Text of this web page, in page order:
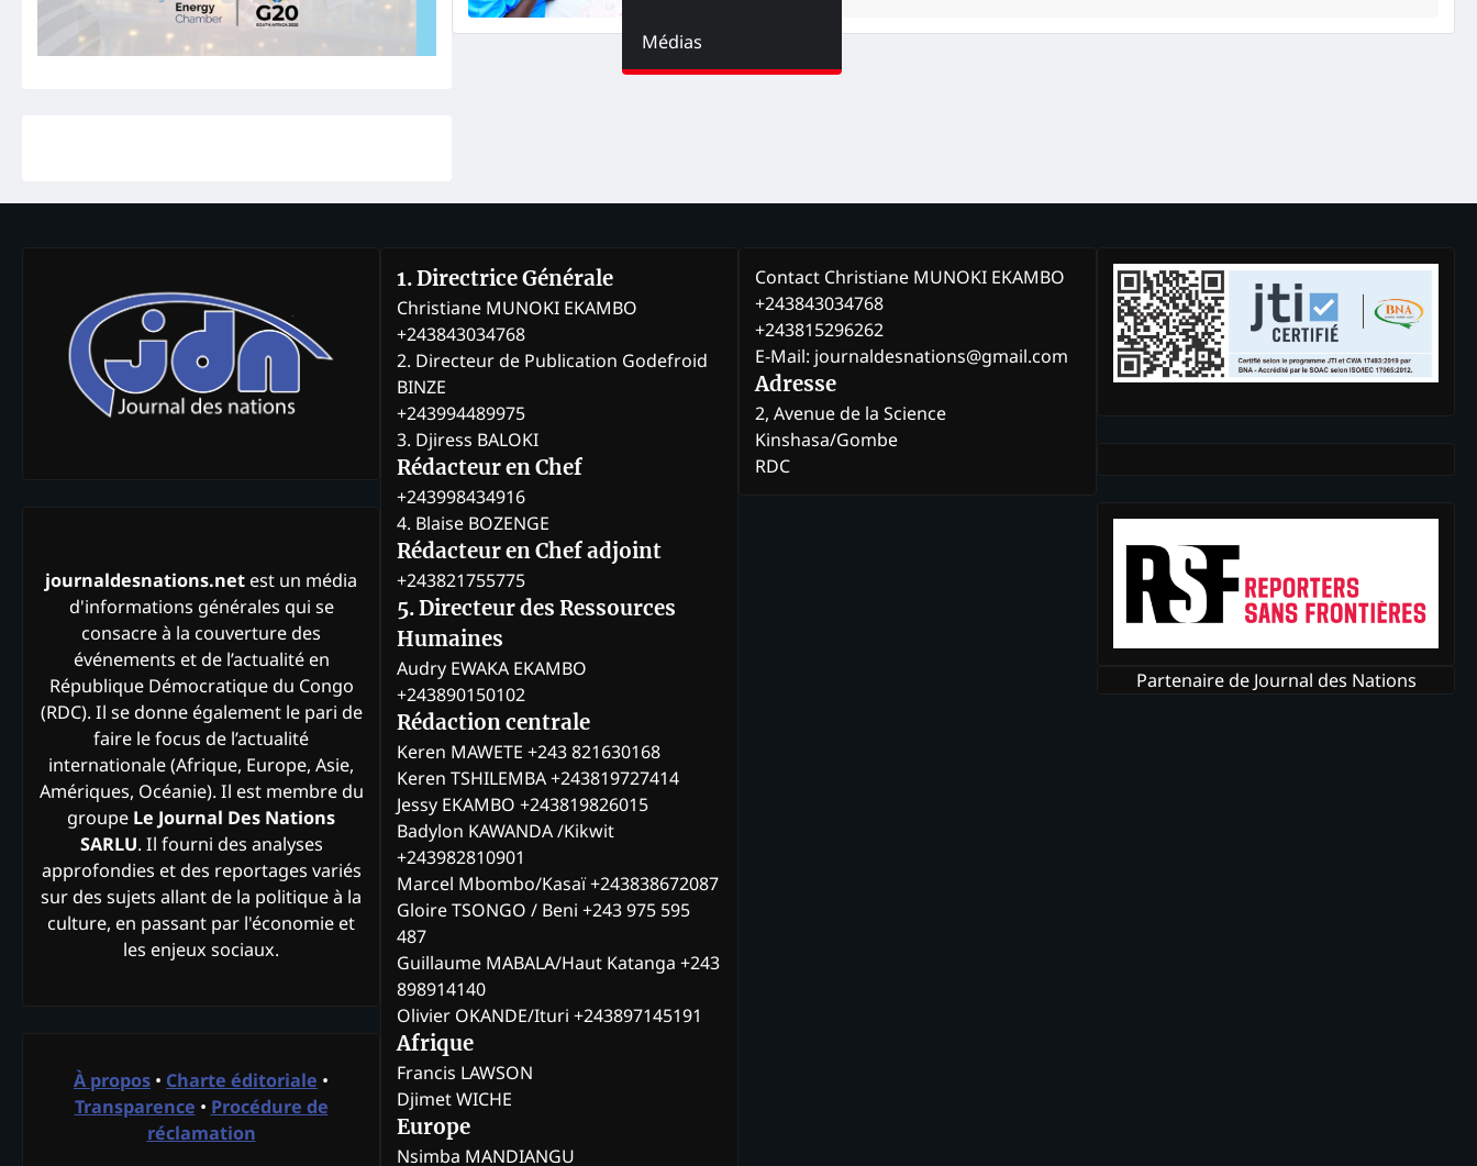
Médias
journaldesnations.net est un média
d'informations générales qui se
consacre à la couverture des
événements et de l’actualité en
République Démocratique du Congo
(RDC). Il se donne également le pari de
faire le focus de l’actualité
internationale (Afrique, Europe, Asie,
Amériques, Océanie). Il est membre du
groupe Le Journal Des Nations
SARLU. Il fourni des analyses
approfondies et des reportages variés
sur des sujets allant de la politique à la
culture, en passant par l'économie et
les enjeux sociaux.
À propos • Charte éditoriale •
Transparence • Procédure de
réclamation
1. Directrice Générale
Christiane MUNOKI EKAMBO
+243843034768
2. Directeur de Publication Godefroid
BINZE
+243994489975
3. Djiress BALOKI
Rédacteur en Chef
+243998434916
4. Blaise BOZENGE
Rédacteur en Chef adjoint
+243821755775
5. Directeur des Ressources
Humaines
Audry EWAKA EKAMBO
+243890150102
Rédaction centrale
Keren MAWETE +243 821630168
Keren TSHILEMBA +243819727414
Jessy EKAMBO +243819826015
Badylon KAWANDA /Kikwit
+243982810901
Marcel Mbombo/Kasaï +243838672087
Gloire TSONGO / Beni +243 975 595
487
Guillaume MABALA/Haut Katanga +243
898914140
Olivier OKANDE/Ituri +243897145191
Afrique
Francis LAWSON
Djimet WICHE
Europe
Nsimba MANDIANGU
Contact Christiane MUNOKI EKAMBO
+243843034768
+243815296262
E-Mail: journaldesnations@gmail.com
Adresse
2, Avenue de la Science
Kinshasa/Gombe
RDC
Partenaire de Journal des Nations